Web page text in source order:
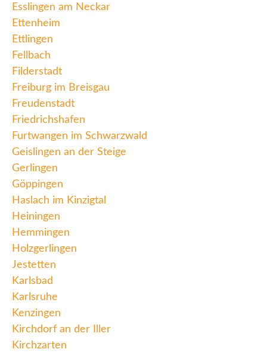
Esslingen am Neckar
Ettenheim
Ettlingen
Fellbach
Filderstadt
Freiburg im Breisgau
Freudenstadt
Friedrichshafen
Furtwangen im Schwarzwald
Geislingen an der Steige
Gerlingen
Göppingen
Haslach im Kinzigtal
Heiningen
Hemmingen
Holzgerlingen
Jestetten
Karlsbad
Karlsruhe
Kenzingen
Kirchdorf an der Iller
Kirchzarten